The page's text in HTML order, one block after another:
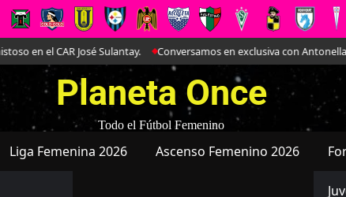
CAR José Sulantay. Conversamos en exclusiva con Antonella
Planeta Once
Todo el Fútbol Femenino
Liga Femenina 2026 Ascenso Femenino 2026